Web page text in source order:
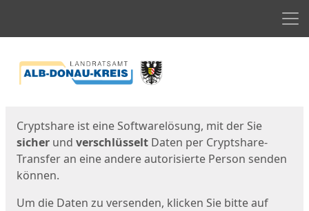
Cryptshare ist eine Softwarelösung, mit der Sie
sicher und verschlüsselt Daten per Cryptshare-
Transfer an eine andere autorisierte Person senden
können.
Um die Daten zu versenden, klicken Sie bitte auf